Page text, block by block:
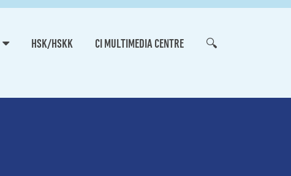
HSK/HSKK CI MULTIMEDIA CENTRE 🔍